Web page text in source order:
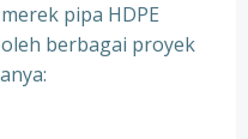
pipa HDPE
berbagai proyek